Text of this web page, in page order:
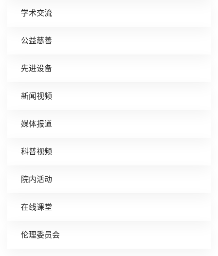
学术交流
公益慈善
先进设备
新闻视频
媒体报道
科普视频
院内活动
在线课堂
伦理委员会